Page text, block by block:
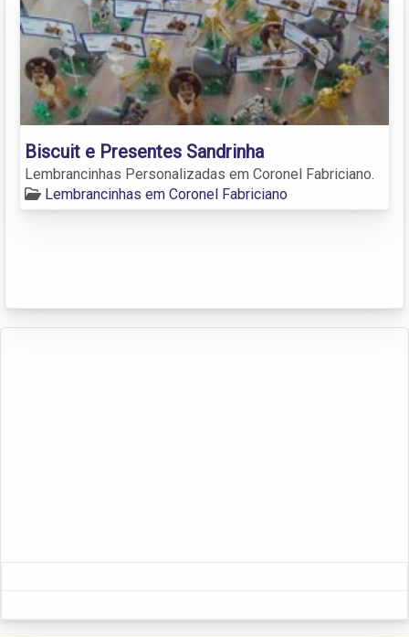
Biscuit e Presentes Sandrinha
Lembrancinhas Personalizadas em Coronel Fabriciano.
Lembrancinhas em Coronel Fabriciano